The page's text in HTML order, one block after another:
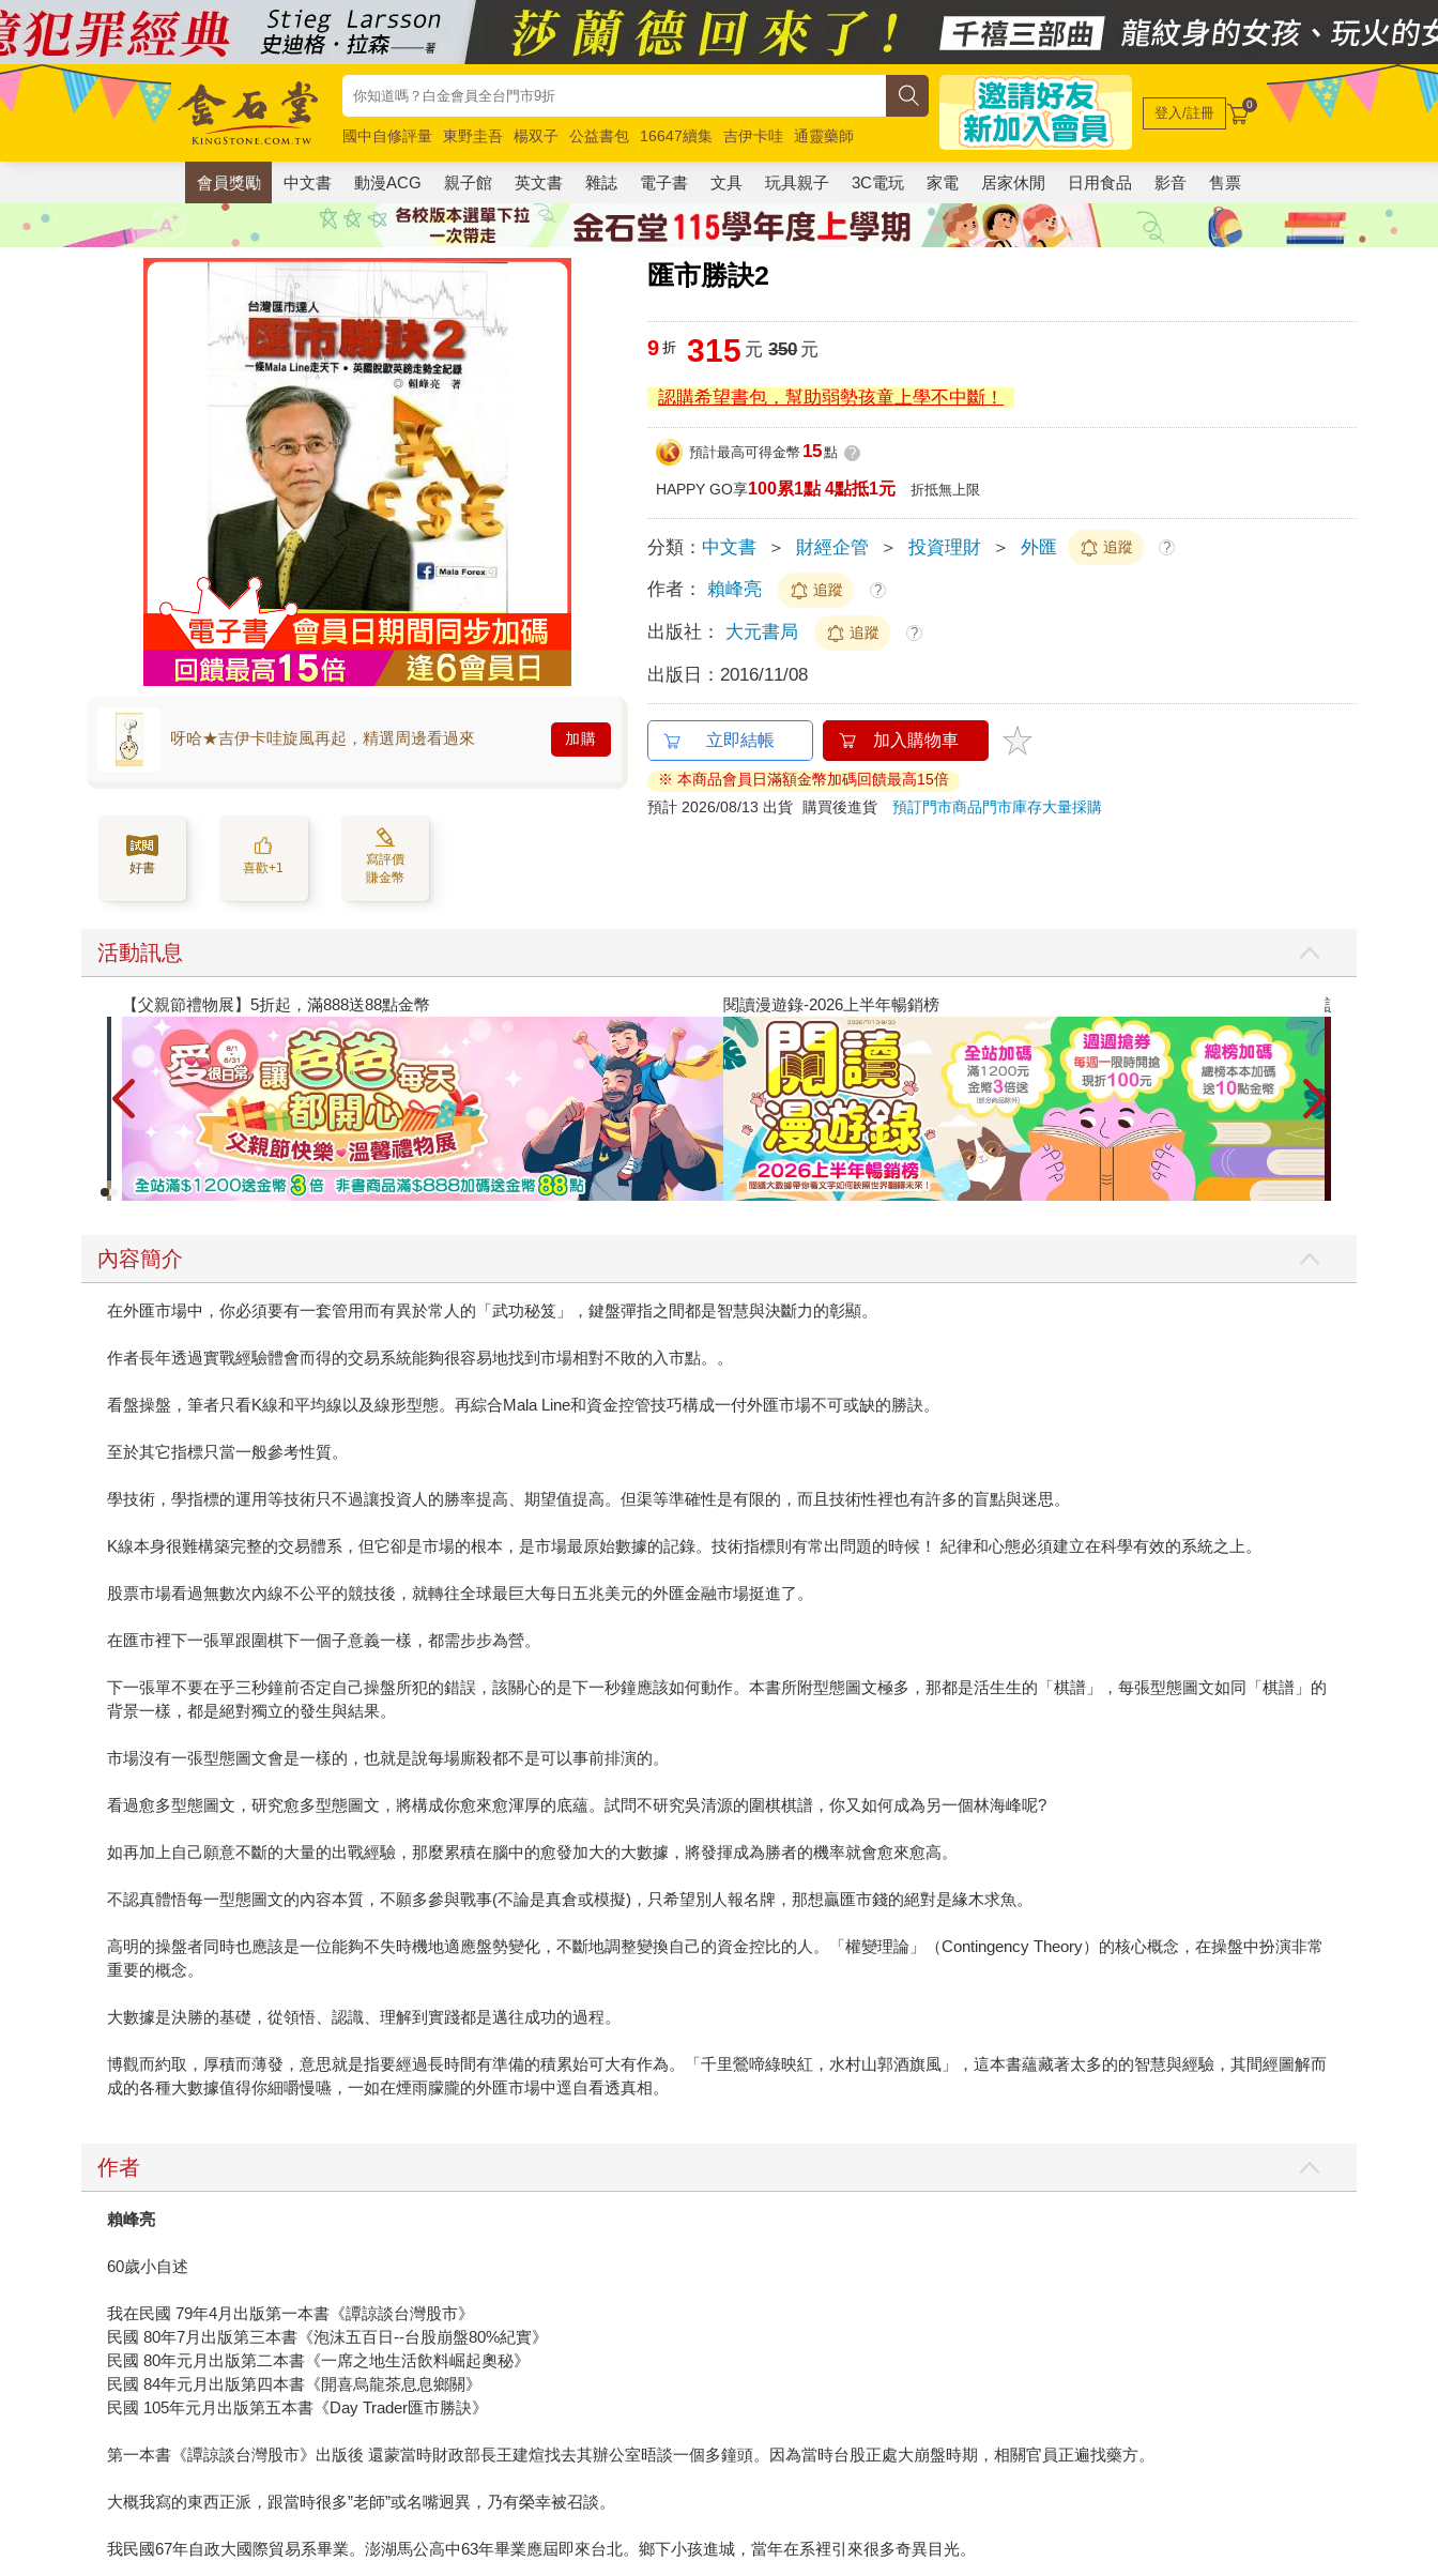
國中自修評量 東野圭吾 楊双子 公益書包 16647續集 吉伊卡哇
通靈藥師
唯紅花綻放
奧德賽 路邊攤新作 馬斯克 玩具總動員5 超慢跑
登入/註冊 0
會員獎勵 中文書 動漫ACG 親子館 英文書 雜誌 電子書 文具 玩具親子 3C電玩 家電 居家休閒 日用食品 影音 售票
匯市勝訣2
呀哈★吉伊卡哇旋風再起，精選周邊看過來 加購
好書 喜歡+1
寫評價
賺金幣
9 折 315 元 350元
認購希望書包，幫助弱勢孩童上學不中斷！
預計最高可得金幣 15點 ?
HAPPY GO享100累1點 4點抵1元 折抵無上限
分類： 中文書 ＞ 財經企管 ＞ 投資理財 ＞ 外匯 追蹤 ?
作者： 賴峰亮 追蹤 ?
出版社： 大元書局 追蹤 ?
出版日： 2016/11/08
立即結帳 加入購物車
※ 本商品會員日滿額金幣加碼回饋最高15倍
預計 2026/08/13 出貨
購買後進貨預訂門市商品門市庫存大量採購
活動訊息
【父親節禮物展】5折起，滿888送88點金幣 閱讀漫遊錄-2026上半年暢銷榜 讀懂全球首富極
內容簡介
在外匯市場中，你必須要有一套管用而有異於常人的「武功秘笈」，鍵盤彈指之間都是智慧與決斷力的彰顯。
作者長年透過實戰經驗體會而得的交易系統能夠很容易地找到市場相對不敗的入市點。。
看盤操盤，筆者只看K線和平均線以及線形型態。再綜合Mala Line和資金控管技巧構成一付外匯市場不可或缺的勝訣。
至於其它指標只當一般參考性質。
學技術，學指標的運用等技術只不過讓投資人的勝率提高、期望值提高。但渠等準確性是有限的，而且技術性裡也有許多的盲點與迷思。
K線本身很難構築完整的交易體系，但它卻是市場的根本，是市場最原始數據的記錄。技術指標則有常出問題的時候！ 紀律和心態必須建立在科學有效的系統之上。
股票市場看過無數次內線不公平的競技後，就轉往全球最巨大每日五兆美元的外匯金融市場挺進了。
在匯市裡下一張單跟圍棋下一個子意義一樣，都需步步為營。
下一張單不要在乎三秒鐘前否定自己操盤所犯的錯誤，該關心的是下一秒鐘應該如何動作。本書所附型態圖文極多，那都是活生生的「棋譜」，每張型態圖文如同「棋譜」的
背景一樣，都是絕對獨立的發生與結果。
市場沒有一張型態圖文會是一樣的，也就是說每場廝殺都不是可以事前排演的。
看過愈多型態圖文，研究愈多型態圖文，將構成你愈來愈渾厚的底蘊。試問不研究吳清源的圍棋棋譜，你又如何成為另一個林海峰呢?
如再加上自己願意不斷的大量的出戰經驗，那麼累積在腦中的愈發加大的大數據，將發揮成為勝者的機率就會愈來愈高。
不認真體悟每一型態圖文的內容本質，不願多參與戰事(不論是真倉或模擬)，只希望別人報名牌，那想贏匯市錢的絕對是緣木求魚。
高明的操盤者同時也應該是一位能夠不失時機地適應盤勢變化，不斷地調整變換自己的資金控比的人。「權變理論」（Contingency Theory）的核心概念，在操盤中扮演非常
重要的概念。
大數據是決勝的基礎，從領悟、認識、理解到實踐都是邁往成功的過程。
博觀而約取，厚積而薄發，意思就是指要經過長時間有準備的積累始可大有作為。「千里鶯啼綠映紅，水村山郭酒旗風」，這本書蘊藏著太多的的智慧與經驗，其間經圖解而
成的各種大數據值得你細嚼慢嚥，一如在煙雨朦朧的外匯市場中逕自看透真相。
作者
賴峰亮
60歲小自述
我在民國 79年4月出版第一本書《譚諒談台灣股市》
民國 80年7月出版第三本書《泡沫五百日--台股崩盤80%紀實》
民國 80年元月出版第二本書《一席之地生活飲料崛起奧秘》
民國 84年元月出版第四本書《開喜烏龍茶息息鄉關》
民國 105年元月出版第五本書《Day Trader匯市勝訣》
第一本書《譚諒談台灣股市》出版後 還蒙當時財政部長王建煊找去其辦公室晤談一個多鐘頭。因為當時台股正處大崩盤時期，相關官員正遍找藥方。
大概我寫的東西正派，跟當時很多”老師”或名嘴迥異，乃有榮幸被召談。
我民國67年自政大國際貿易系畢業。澎湖馬公高中63年畢業應屆即來台北。鄉下小孩進城，當年在系裡引來很多奇異目光。